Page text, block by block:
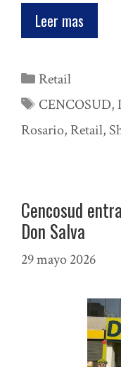
Leer mas
Categorías
Retail
Etiquetas
CENCOSUD,
Rosario, Retail,
Cencosud
Don Salva
29 mayo 2026